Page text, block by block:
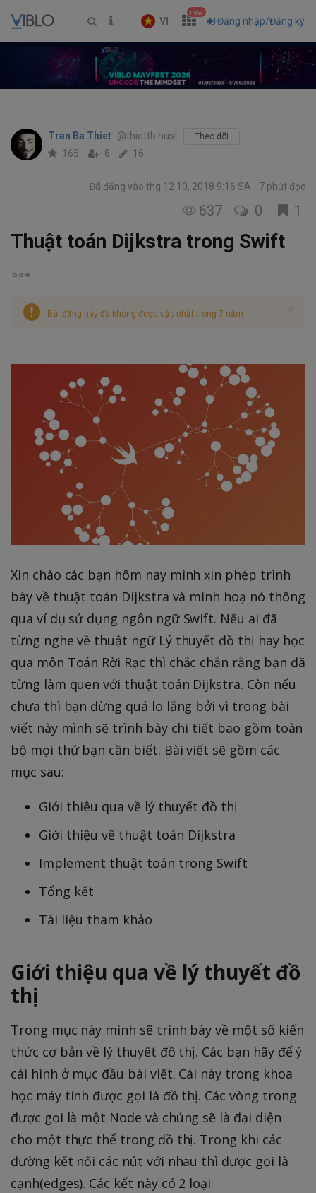
VI
new
Đăng nhập/Đăng ký
Tran Ba Thiet @thiettb.hust Theo dõi
165 8 16
Đã đăng vào thg 12 10, 2018 9:16 SA 7 phút đọc
637 0 1
Thuật toán Dijkstra trong Swift
Bài đăng này đã không được cập nhật trong 7 năm
Xin chào các bạn hôm nay mình xin phép trình
bày về thuật toán Dijkstra và minh hoạ nó thông
qua ví dụ sử dụng ngôn ngữ Swift. Nếu ai đã
từng nghe về thuật ngữ Lý thuyết đồ thị hay học
qua môn Toán Rời Rạc thì chắc chắn rằng bạn đã
từng làm quen với thuật toán Dijkstra. Còn nếu
chưa thì bạn đừng quá lo lắng bởi vì trong bài
viết này mình sẽ trình bày chi tiết bao gồm toàn
bộ mọi thứ bạn cần biết. Bài viết sẽ gồm các
mục sau:
Giới thiệu qua về lý thuyết đồ thị
Giới thiệu về thuật toán Dijkstra
Implement thuật toán trong Swift
Tổng kết
Tài liệu tham khảo
Giới thiệu qua về lý thuyết đồ
thị
Trong mục này mình sẽ trình bày về một số kiến
thức cơ bản về lý thuyết đồ thị. Các bạn hãy để ý
cái hình ở mục đầu bài viết. Cái này trong khoa
học máy tính được gọi là đồ thị. Các vòng trong
được gọi là một Node và chúng sẽ là đại diện
cho một thực thể trong đồ thị. Trong khi các
đường kết nối các nút với nhau thì được gọi là
cạnh(edges). Các kết này có 2 loại: